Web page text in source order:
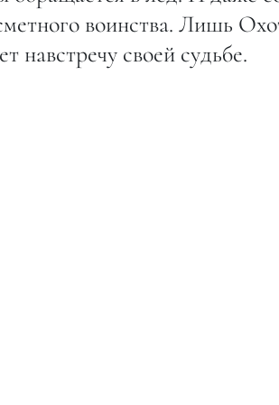
воинства. Лишь
навстречу своей судьбе.